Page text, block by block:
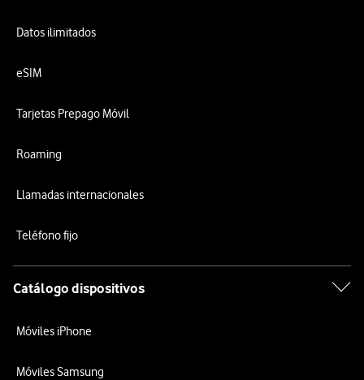
Datos ilimitados
eSIM
Tarjetas Prepago Móvil
Roaming
Llamadas internacionales
Teléfono fijo
Catálogo dispositivos
Móviles iPhone
Móviles Samsung